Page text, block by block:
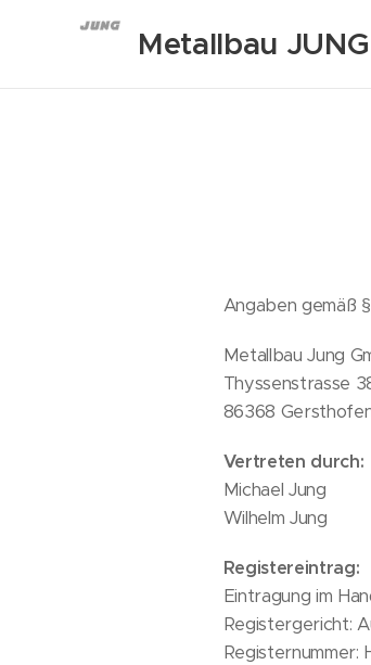
Metallbau JUNG
Angaben gemäß
Metallbau Jung
Thyssenstrasse
86368
Vertreten durch:
Michael Jung
Wilhelm Jung
Registereintrag:
Eintragung im
Registergericht:
Registernummer: